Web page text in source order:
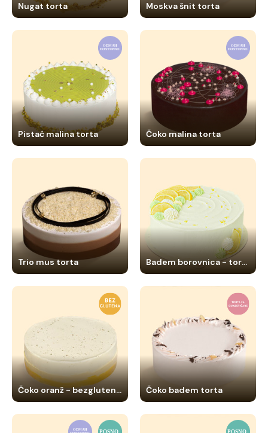
Nugat torta Moskva šnit torta
Pistać malina torta Čoko malina torta
Trio mus torta Badem borovnica - torta bez dodatog šećera
Čoko oranž - bezglutenska torta Čoko badem torta